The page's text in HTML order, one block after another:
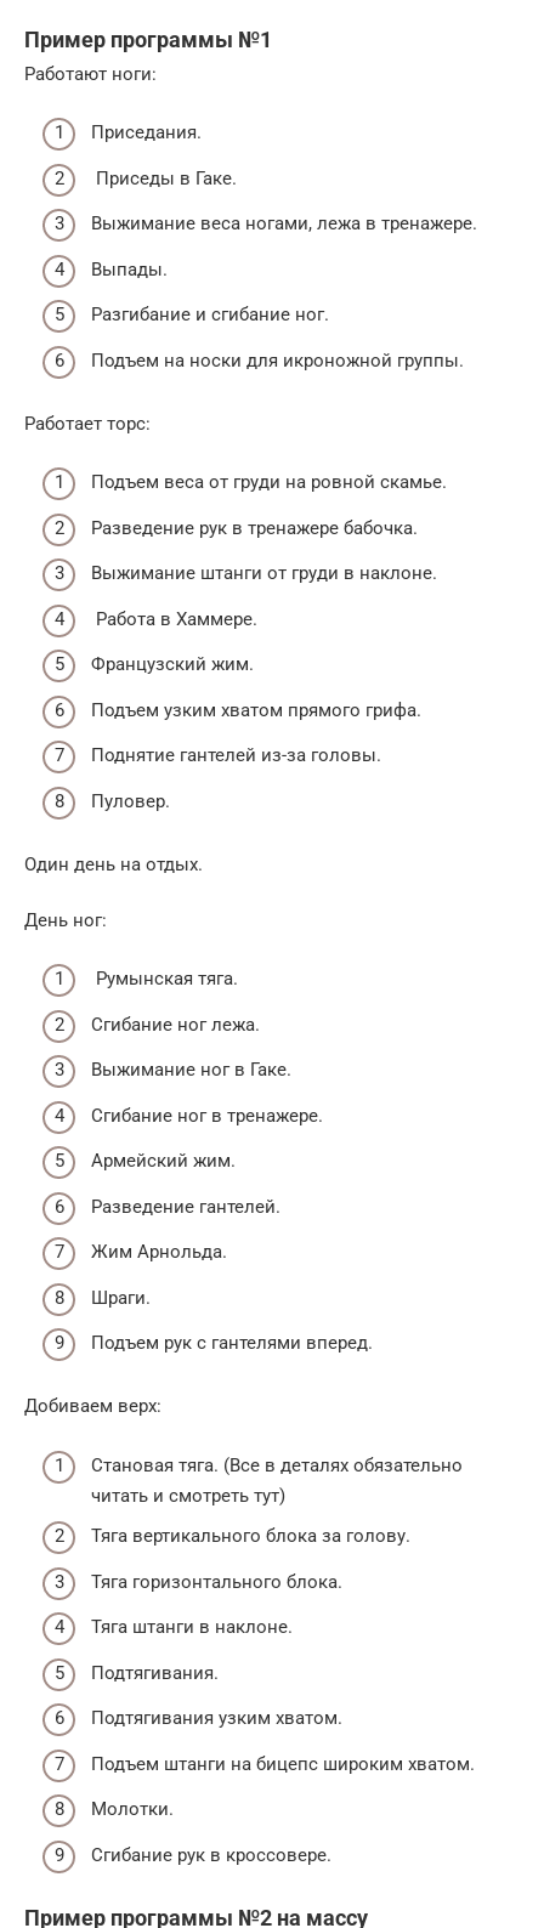
Пример программы №1
Работают ноги:
Приседания.
Приседы в Гаке.
Выжимание веса ногами, лежа в тренажере.
Выпады.
Разгибание и сгибание ног.
Подъем на носки для икроножной группы.
Работает торс:
Подъем веса от груди на ровной скамье.
Разведение рук в тренажере бабочка.
Выжимание штанги от груди в наклоне.
Работа в Хаммере.
Французский жим.
Подъем узким хватом прямого грифа.
Поднятие гантелей из-за головы.
Пуловер.
Один день на отдых.
День ног:
Румынская тяга.
Сгибание ног лежа.
Выжимание ног в Гаке.
Сгибание ног в тренажере.
Армейский жим.
Разведение гантелей.
Жим Арнольда.
Шраги.
Подъем рук с гантелями вперед.
Добиваем верх:
Становая тяга. (Все в деталях обязательно
читать и смотреть тут)
Тяга вертикального блока за голову.
Тяга горизонтального блока.
Тяга штанги в наклоне.
Подтягивания.
Подтягивания узким хватом.
Подъем штанги на бицепс широким хватом.
Молотки.
Сгибание рук в кроссовере.
Пример программы №2 на массу